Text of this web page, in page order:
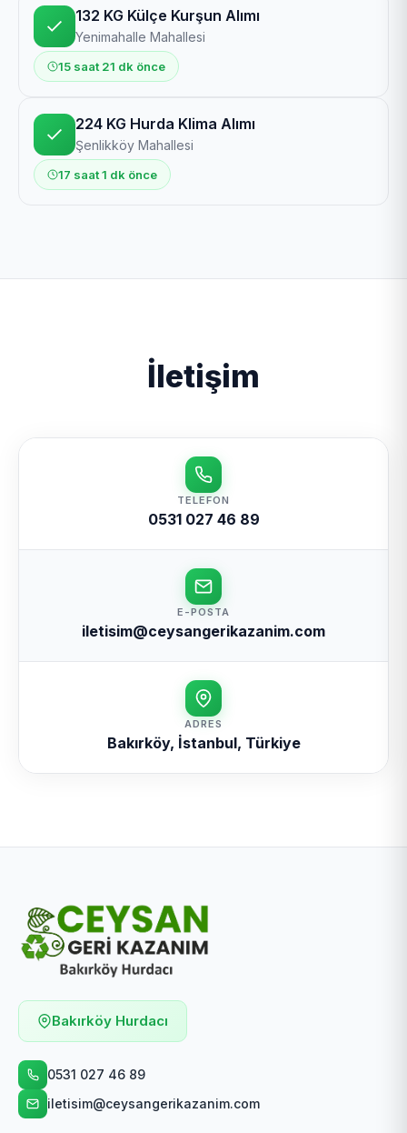
132 KG Külçe Kurşun Alımı
Yenimahalle Mahallesi
15 saat 21 dk önce
224 KG Hurda Klima Alımı
Şenlikköy Mahallesi
17 saat 1 dk önce
İletişim
TELEFON
0531 027 46 89
E-POSTA
iletisim@ceysangerikazanim.com
ADRES
Bakırköy, İstanbul, Türkiye
Bakırköy Hurdacı
0531 027 46 89
iletisim@ceysangerikazanim.com